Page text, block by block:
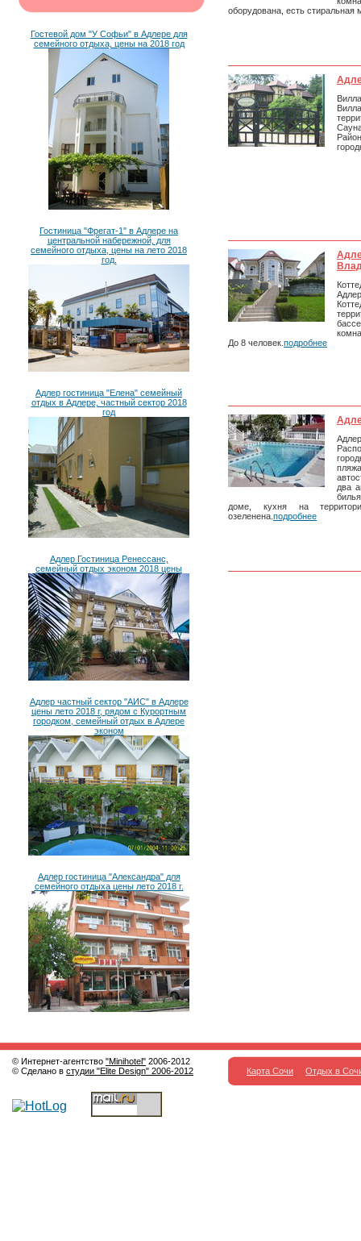
Гостевой дом "У Софьи" в Адлере для
семейного отдыха, цены на 2018 год
Гостиница "Фрегат-1" в Адлере на
центральной набережной, для
семейного отдыха, цены на лето 2018
год.
Адлер гостиница "Елена" семейный
отдых в Адлере, частный сектор 2018
год
Адлер Гостиница Ренессанс,
семейный отдых эконом 2018 цены
Адлер частный сектор "АИС" в Адлере
цены лето 2018 г, рядом с Курортным
городком, семейный отдых в Адлере
эконом
Адлер гостиница "Александра" для
семейного отдыха цены лето 2018 г.
оборудована, есть стиральная
До 8 человек. подробнее
два
доме, кухня на
озеленена. подробнее
© Интернет-агентство "Minihotel" 2006-2012
© Сделано в студии "Elite Design" 2006-2012 Карта Сочи Отдых в